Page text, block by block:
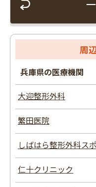
周
兵庫県の医療機関
大迎整形外科
繁田医院
しばはら整形外科ス
仁十クリニック